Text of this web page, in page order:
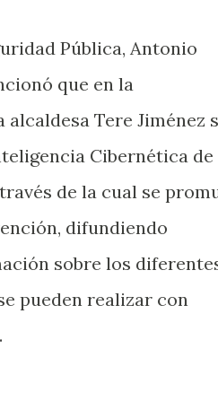
Pública, Antonio
que en la
Tere Jiménez
Cibernética de
de la cual se
difundiendo
sobre los
pueden realizar con